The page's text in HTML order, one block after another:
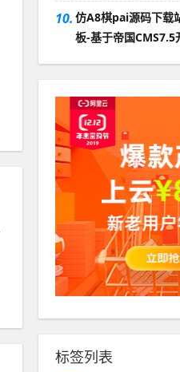
10. 仿A8棋pai源码下载
板-基于帝国CMS7.5
标签列表